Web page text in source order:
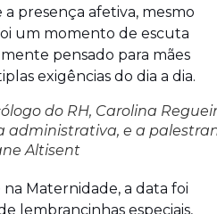
presença afetiva, mesmo
um momento de escuta
pensado para mães
exigências do dia a dia.
do RH, Carolina
administrativa, e a
Altisent
Maternidade, a data foi
lembrancinhas especiais,